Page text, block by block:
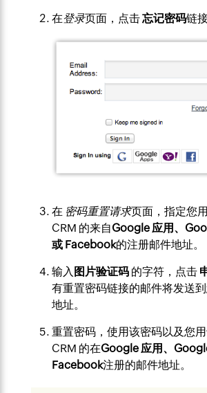
在登录页面，点击忘记密码链接
在 密码重置请求页面，指定您
CRM 的来自Google 应用、
或 Facebook的注册邮件地址。
输入 图片验证码的字符，点击
有重置密码链接的邮件将发送
地址。
重置密码，使用该密码以及您
CRM 的在Google 应用、
Facebook注册的邮件地址。